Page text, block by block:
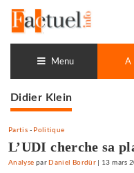
contenu
Menu A
Didier Klein
Partis - Politique
L’UDI cherche sa
Analyse parDaniel Bordür | 13 mars